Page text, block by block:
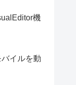
機
イルを動